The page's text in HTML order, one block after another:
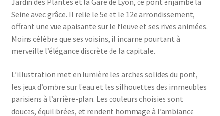
Jardin des Plantes et la Gare de Lyon, ce pont enjambe la
Seine avec grâce. Il relie le 5e et le 12e arrondissement,
offrant une vue apaisante sur le fleuve et ses rives animées.
Moins célèbre que ses voisins, il incarne pourtant à
merveille l’élégance discrète de la capitale.
L’illustration met en lumière les arches solides du pont,
les jeux d’ombre sur l’eau et les silhouettes des immeubles
parisiens à l’arrière-plan. Les couleurs choisies sont
douces, équilibrées, et rendent hommage à l’ambiance